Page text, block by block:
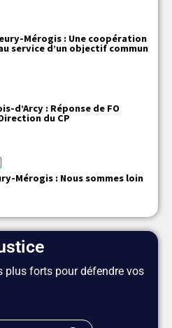
Mérogis : Une coopération
service d’un objectif commun
d’Arcy : Réponse de FO
du CP
Mérogis : Nous sommes loin
plus forts pour défendre vos